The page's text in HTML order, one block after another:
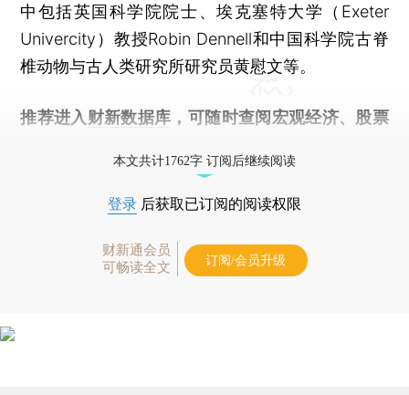
中包括英国科学院院士、埃克塞特大学（Exeter
Univercity）教授Robin Dennell和中国科学院古脊
椎动物与古人类研究所研究员黄慰文等。
推荐进入 财新数据库 ，可随时查阅宏观经济、股票
本文共计1762字 订阅后继续阅读
登录 后获取已订阅的阅读权限
财新通会员
可畅读全文
订阅/会员升级